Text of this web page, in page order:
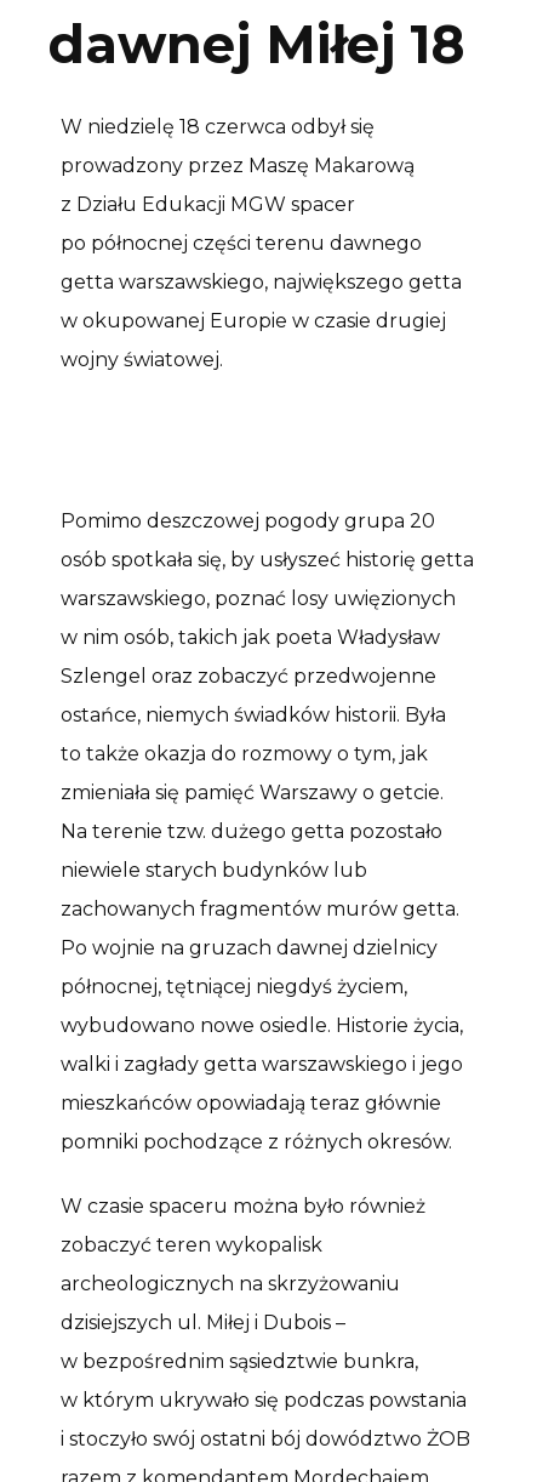
dawnej Miłej 18
W niedzielę 18 czerwca odbył się
prowadzony przez Maszę Makarową
z Działu Edukacji MGW spacer
po północnej części terenu dawnego
getta warszawskiego, największego getta
w okupowanej Europie w czasie drugiej
wojny światowej.
Pomimo deszczowej pogody grupa 20
osób spotkała się, by usłyszeć historię getta
warszawskiego, poznać losy uwięzionych
w nim osób, takich jak poeta Władysław
Szlengel oraz zobaczyć przedwojenne
ostańce, niemych świadków historii. Była
to także okazja do rozmowy o tym, jak
zmieniała się pamięć Warszawy o getcie.
Na terenie tzw. dużego getta pozostało
niewiele starych budynków lub
zachowanych fragmentów murów getta.
Po wojnie na gruzach dawnej dzielnicy
północnej, tętniącej niegdyś życiem,
wybudowano nowe osiedle. Historie życia,
walki i zagłady getta warszawskiego i jego
mieszkańców opowiadają teraz głównie
pomniki pochodzące z różnych okresów.
W czasie spaceru można było również
zobaczyć teren wykopalisk
archeologicznych na skrzyżowaniu
dzisiejszych ul. Miłej i Dubois –
w bezpośrednim sąsiedztwie bunkra,
w którym ukrywało się podczas powstania
i stoczyło swój ostatni bój dowództwo ŻOB
razem z komendantem Mordechajem